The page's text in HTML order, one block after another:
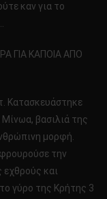
καν για το
ΓΙΑ ΚΑΠΟΙΑ ΑΠΟ
Κατασκευάστηκε
βασιλιά της
μορφή.
την
και
γύρο της Κρήτης 3